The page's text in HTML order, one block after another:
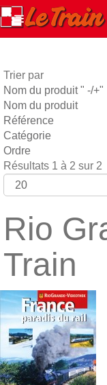
Trier par
Nom du produit " -/+"
Nom du produit
Référence
Catégorie
Ordre
Résultats 1 à 2 sur 2
Rio
Train